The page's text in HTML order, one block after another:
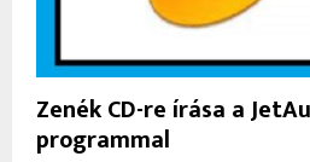
Zenék CD-re írása a
programmal